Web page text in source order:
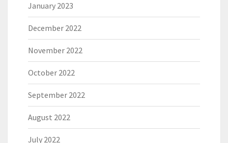
January 2023
December 2022
November 2022
October 2022
September 2022
August 2022
July 2022